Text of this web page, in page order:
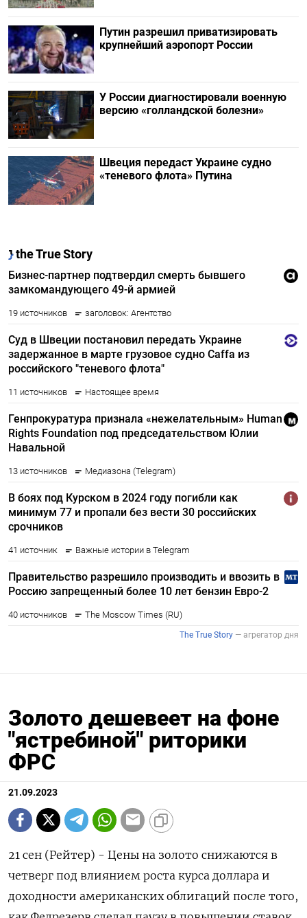
Путин разрешил приватизировать
крупнейший аэропорт России
У России диагностировали военную
версию «голландской болезни»
Швеция передаст Украине судно
«теневого флота» Путина
Золото дешевеет на фоне
"ястребиной" риторики
ФРС
21.09.2023
21 сен (Рейтер) - Цены на золото снижаются в
четверг под влиянием роста курса доллара и
доходности американских облигаций после того,